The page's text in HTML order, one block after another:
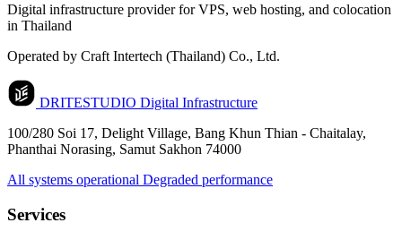
Digital infrastructure provider for VPS, web hosting, and colocation
in Thailand
Operated by Craft Intertech (Thailand) Co., Ltd.
DRITESTUDIO Digital Infrastructure
100/280 Soi 17, Delight Village, Bang Khun Thian - Chaitalay,
Phanthai Norasing, Samut Sakhon 74000
All systems operational Degraded performance
Services